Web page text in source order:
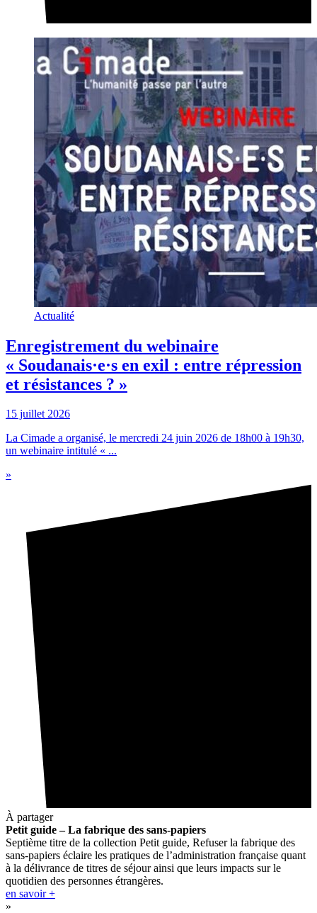
Actualité
Enregistrement du webinaire
« Soudanais·e·s en exil : entre répression
et résistances ? »
15 juillet 2026
La Cimade a organisé, le mercredi 24 juin 2026 de 18h00 à 19h30,
un webinaire intitulé « ...
»
À partager
Petit guide – La fabrique des sans-papiers
Septième titre de la collection Petit guide, Refuser la fabrique des
sans-papiers éclaire les pratiques de l’administration française quant
à la délivrance de titres de séjour ainsi que leurs impacts sur le
quotidien des personnes étrangères.
en savoir +
»